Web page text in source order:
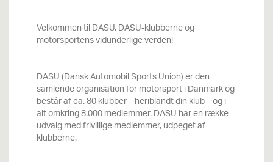
Velkommen til DASU, DASU-klubberne og
motorsportens vidunderlige verden!
DASU (Dansk Automobil Sports Union) er den
samlende organisation for motorsport i Danmark og
består af ca. 80 klubber – heriblandt din klub – og i
alt omkring 8.000 medlemmer. DASU har en række
udvalg med frivillige medlemmer, udpeget af
klubberne.